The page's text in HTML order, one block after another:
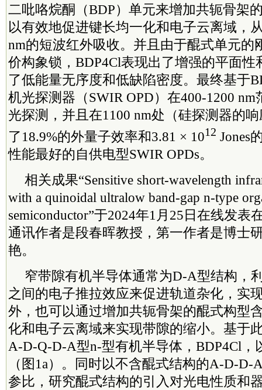
二吡咯烷酮（BDP）单元来增加共轭骨架
以有效地促进键长均一化和电子云离域，
nm的短波红外吸收。并且由于醌式单元的
价构象锁，BDP4Cl表现出了增强的平面性
了低能量无序度和低缺陷密度。最终基于
机光探测器（SWIR OPD）在400-1200
光探测，并且在1100 nm处（硅探测器的
了18.9%的外量子效率和3.81 × 1012 Jones
性能最好的自供电型SWIR OPDs。
相关成果“Sensitive short-wavelength
with a quinoidal ultralow band-gap n-type
semiconductor”于2024年1月25日在线发表
通讯作者是段春晖教授，第一作者是博士
艳。
窄带隙有机半导体通常为D-A型结构，
之间的电子推拉效应来促进轨道杂化，实
外，也可以通过增加共轭骨架的醌式构型
化和电子云离域来实现带隙的缩小。基于
A-D-Q-D-A型n-型有机半导体，BDP4Cl，
（图1a）。同时以不含醌式结构的A-D-D-
参比，研究醌式结构的引入对光电性质和